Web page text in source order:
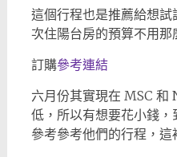
這個行程也是推薦給想
次住陽台房的預算不用那
訂購參考連結
六月份其實現在 MSC
低，所以有想要花小錢
參考參考他們的行程，這